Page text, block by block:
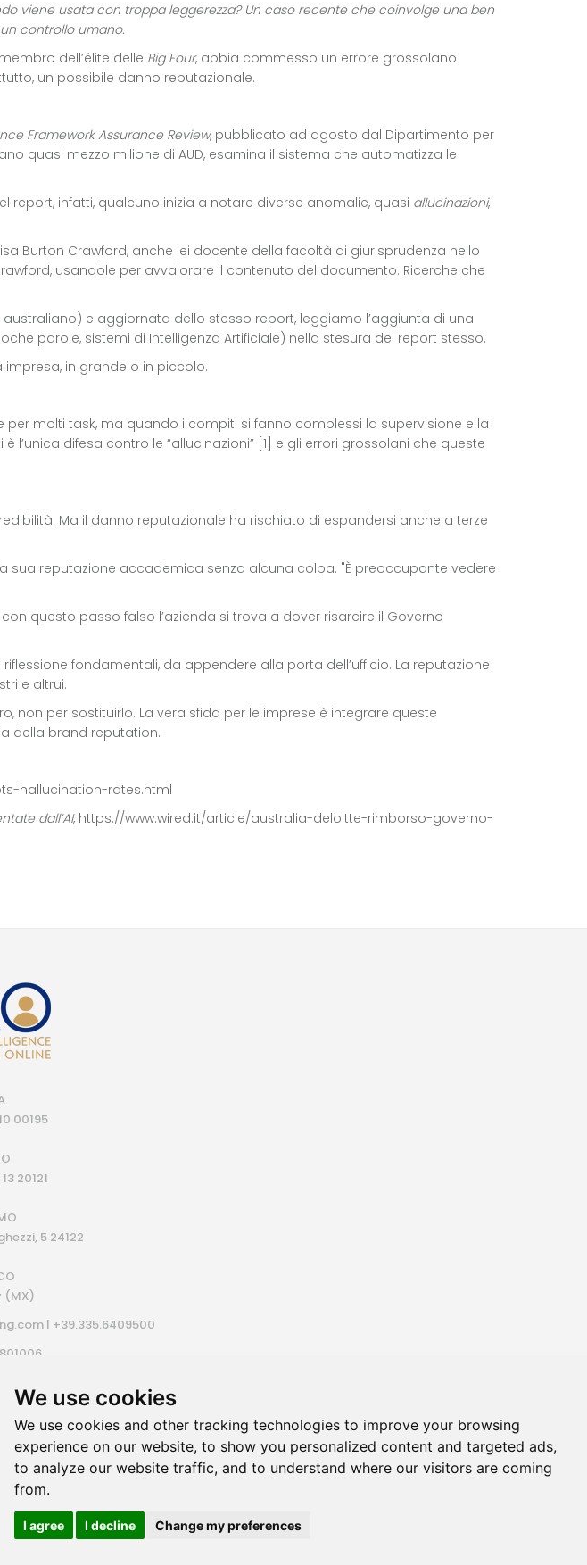
We use cookies
We use cookies and other tracking technologies to improve your browsing
experience on our website, to show you personalized content and targeted ads,
to analyze our website traffic, and to understand where our visitors are coming
from.
I agree I decline Change my preferences
viene usata con troppa leggerezza? Un caso recente che coinvolge una ben
controllo umano.
dell’élite delle Big Four, abbia commesso un errore grossolano
un possibile danno reputazionale.
Framework Assurance Review, pubblicato ad agosto dal Dipartimento per
quasi mezzo milione di AUD, esamina il sistema che automatizza le
report, infatti, qualcuno inizia a notare diverse anomalie, quasi allucinazioni,
Burton Crawford, anche lei docente della facoltà di giurisprudenza nello
usandole per avvalorare il contenuto del documento. Ricerche che
e aggiornata dello stesso report, leggiamo l’aggiunta di una
parole, sistemi di Intelligenza Artificiale) nella stesura del report stesso.
in grande o in piccolo.
per molti task, ma quando i compiti si fanno complessi la supervisione e la
difesa contro le “allucinazioni” [1] e gli errori grossolani che queste
Ma il danno reputazionale ha rischiato di espandersi anche a terze
reputazione accademica senza alcuna colpa. "È preoccupante vedere
questo passo falso l’azienda si trova a dover risarcire il Governo
fondamentali, da appendere alla porta dell’ufficio. La reputazione
e altrui.
non per sostituirlo. La vera sfida per le imprese è integrare queste
della brand reputation.
hallucination-rates.html
dall’AI, https://www.wired.it/article/australia-deloitte-rimborso-governo-
00195
20121
5 24122
(MX)
| +39.335.6409500
CAMBIA PREFERENZE COOKIES Powered by